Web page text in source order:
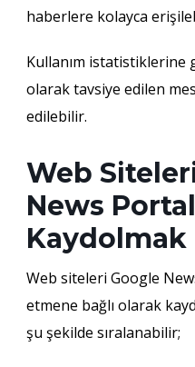
haberlere kolayca
Kullanım istatistiklerine
olarak tavsiye edilen
edilebilir.
Web
News
Kaydolmak
Web siteleri Google
etmene bağlı olarak
şu şekilde sıralanabilir;